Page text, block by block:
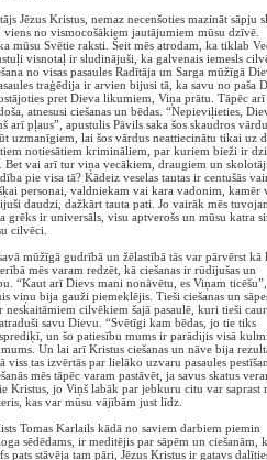
Jēzus Kristus, nemaz necenšoties mazināt sāpju
no vismocošākiem jautājumiem mūsu dzīvē.
mūsu Svētie raksti. Šeit mēs atrodam, ka tiklab
visnotaļ ir sludinājuši, ka galvenais iemesls
no visas pasaules Radītāja un Sarga mūžīgā
traģēdija ir arvien bijusi tā, ka savu no paša
pret Dieva likumiem, Viņa prātu. Tāpēc arī
atnesusi ciešanas un bēdas. “Nepieviļieties,
pļaus”, apustulis Pāvils saka šos skaudros
uzmanīgiem, lai šos vārdus neattiecinātu tikai uz
notiesātiem krimināliem, par kuriem bieži ir
Bet vai arī tur viņa vecākiem, draugiem un
pie visa tā? Kādeiz veselas tautas ir centušās
personai, valdniekam vai kara vadonim, kamēr
daudzi, dažkārt tauta pati. Jo vairāk mēs
ir universāls, visu aptverošs un mūsu katra
cilvēci.
mūžīgā gudrībā un žēlastībā tās var pārvērst kā
mēs varam redzēt, kā ciešanas ir rūdījušas un
“Kaut arī Dievs mani nonāvētu, es Viņam
viņu bija gauži piemeklējis. Tieši ciešanas un
cilvēkiem šajā pasaulē, kuri tieši
savu Dievu. “Svētīgi kam bēdas, jo tie tiks
un šo patiesību mums ir parādijis visā
Un lai arī Kristus ciešanas un nāve bija
tas izvērtās par lielāko uzvaru pasaules
mēs tāpēc varam pastāvēt, ja savus skatus
Kristus, jo Viņš labāk par jebkuru citu var saprast
kas var mūsu vājībām just līdz.
Tomas Karlails kādā no saviem darbiem piemin
sēdēdams, ir meditējis par sāpēm un ciešanām,
pats stāvēja tam pāri, Jēzus Kristus ir gatavs